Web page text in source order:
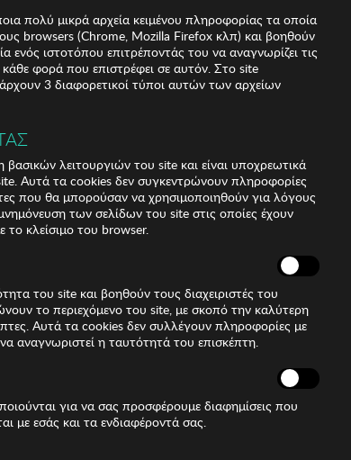
accessories are vital for your overall image
Sunglasses. Shape and design: - Kodak
Frame Material: - The frame of these
and lightness. Sideburns: - The temples are
πολύ μικρά αρχεία κειμένου πληροφορίας τα οποία
browsers (Chrome, Mozilla Firefox κλπ) και βοηθούν
ενός ιστοτόπου επιτρέποντάς του να αναγνωρίζει τις
φορά που επιστρέφει σε αυτόν. Στο site
3 διαφορετικοί τύποι αυτών των αρχείων
βασικών λειτουργιών του site και είναι υποχρεωτικά
Αυτά τα cookies δεν συγκεντρώνουν πληροφορίες
που θα μπορούσαν να χρησιμοποιηθούν για λόγους
των σελίδων του site στις οποίες έχουν
το κλείσιμο του browser.
του site και βοηθούν τους διαχειριστές του
το περιεχόμενο του site, με σκοπό την καλύτερη
Αυτά τα cookies δεν συλλέγουν πληροφορίες με
αναγνωριστεί η ταυτότητά του επισκέπτη.
για να σας προσφέρουμε διαφημίσεις που
με εσάς και τα ενδιαφέροντά σας.